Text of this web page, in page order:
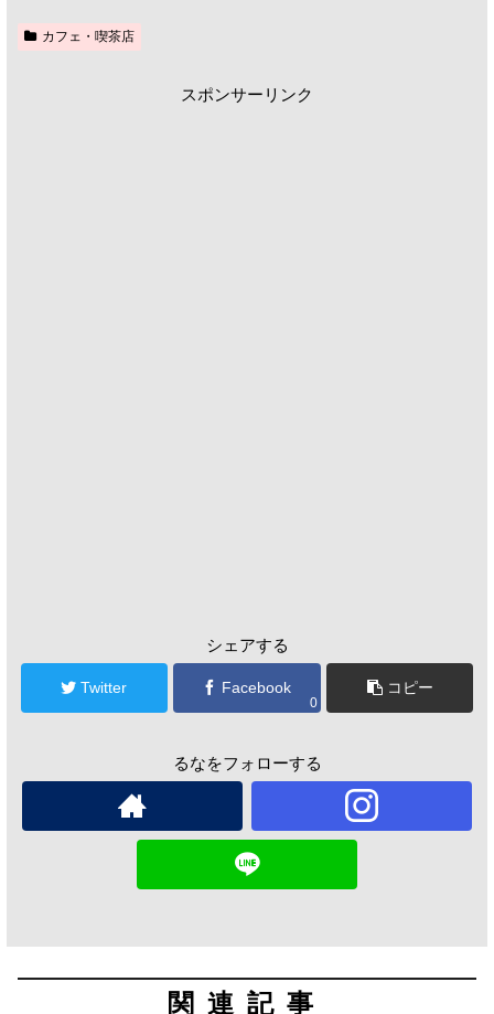
カフェ・喫茶店
スポンサーリンク
シェアする
Twitter Facebook
0
コピー
るなをフォローする
関連記事